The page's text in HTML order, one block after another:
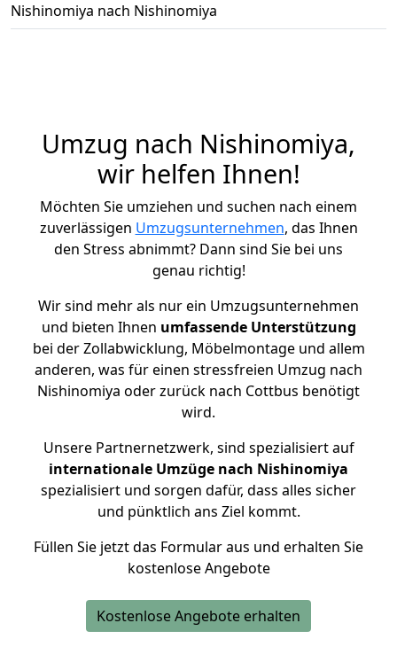
Nishinomiya nach Nishinomiya
Umzug nach Nishinomiya,
wir helfen Ihnen!
Möchten Sie umziehen und suchen nach einem
zuverlässigen Umzugsunternehmen, das Ihnen
den Stress abnimmt? Dann sind Sie bei uns
genau richtig!
Wir sind mehr als nur ein Umzugsunternehmen
und bieten Ihnen umfassende Unterstützung
bei der Zollabwicklung, Möbelmontage und allem
anderen, was für einen stressfreien Umzug nach
Nishinomiya oder zurück nach Cottbus benötigt
wird.
Unsere Partnernetzwerk, sind spezialisiert auf
internationale Umzüge nach Nishinomiya
spezialisiert und sorgen dafür, dass alles sicher
und pünktlich ans Ziel kommt.
Füllen Sie jetzt das Formular aus und erhalten Sie
kostenlose Angebote
Kostenlose Angebote erhalten